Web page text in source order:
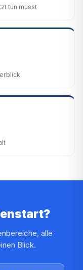
tun musst
alle
Blick.